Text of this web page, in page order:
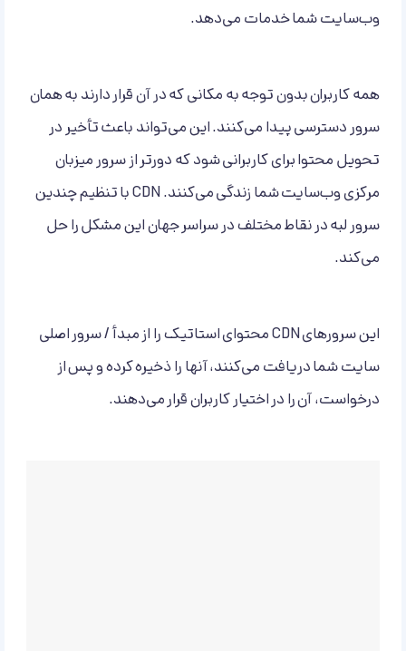
وب‌سایت شما خدمات می‌دهد.
همه کاربران بدون توجه به مکانی که در آن قرار دارند به همان
سرور دسترسی پیدا می‌کنند. این می‌تواند باعث تأخیر در
تحویل محتوا برای کاربرانی شود که دورتر از سرور میزبان
مرکزی وب‌سایت شما زندگی می‌کنند. CDN با تنظیم چندین
سرور لبه در نقاط مختلف در سراسر جهان این مشکل را حل
می‌کند.
این سرورهای CDN محتوای استاتیک را از مبدأ / سرور اصلی
سایت شما دریافت می‌کنند، آنها را ذخیره کرده و پس از
درخواست، آن را در اختیار کاربران قرار می‌دهند.